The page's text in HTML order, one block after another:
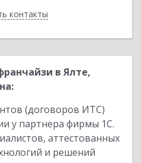
контакты
в Ялте,
(договоров ИТС)
у партнера фирмы 1С.
аттестованных
и решений